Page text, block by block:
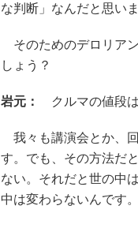
な判断」なんだと思いま
そのためのデロリア
しょう？
岩元： クルマの値段は
我々も講演会とか、
す。でも、その方法だ
ない。それだと世の中
中は変わらないんです。